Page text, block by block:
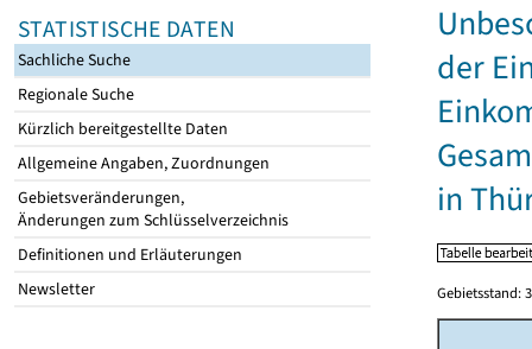
STATISTISCHE DATEN
Sachliche Suche
Regionale Suche
Kürzlich bereitgestellte Daten
Allgemeine Angaben, Zuordnungen
Gebietsveränderungen,
Änderungen zum Schlüsselverzeichnis
Definitionen und Erläuterungen
Newsletter
der
in
Gebietsstand: